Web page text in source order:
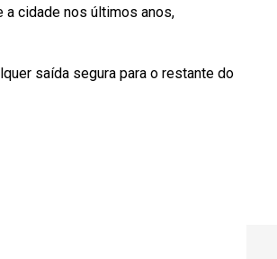
cidade nos últimos anos,
saída segura para o restante do